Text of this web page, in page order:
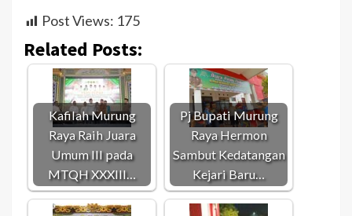
Post Views: 175
Related Posts:
Kafilah Murung
Raya Raih Juara
Umum III pada
MTQH XXXIII…
Pj Bupati Murung
Raya Hermon
Sambut Kedatangan
Kejari Baru…